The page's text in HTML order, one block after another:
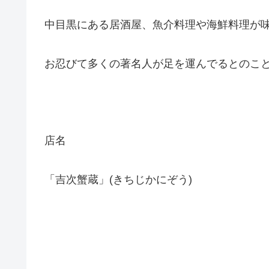
中目黒にある居酒屋、魚介料理や海鮮料理が
お忍びて多くの著名人が足を運んでるとのこと
店名
「吉次蟹蔵」(きちじかにぞう)